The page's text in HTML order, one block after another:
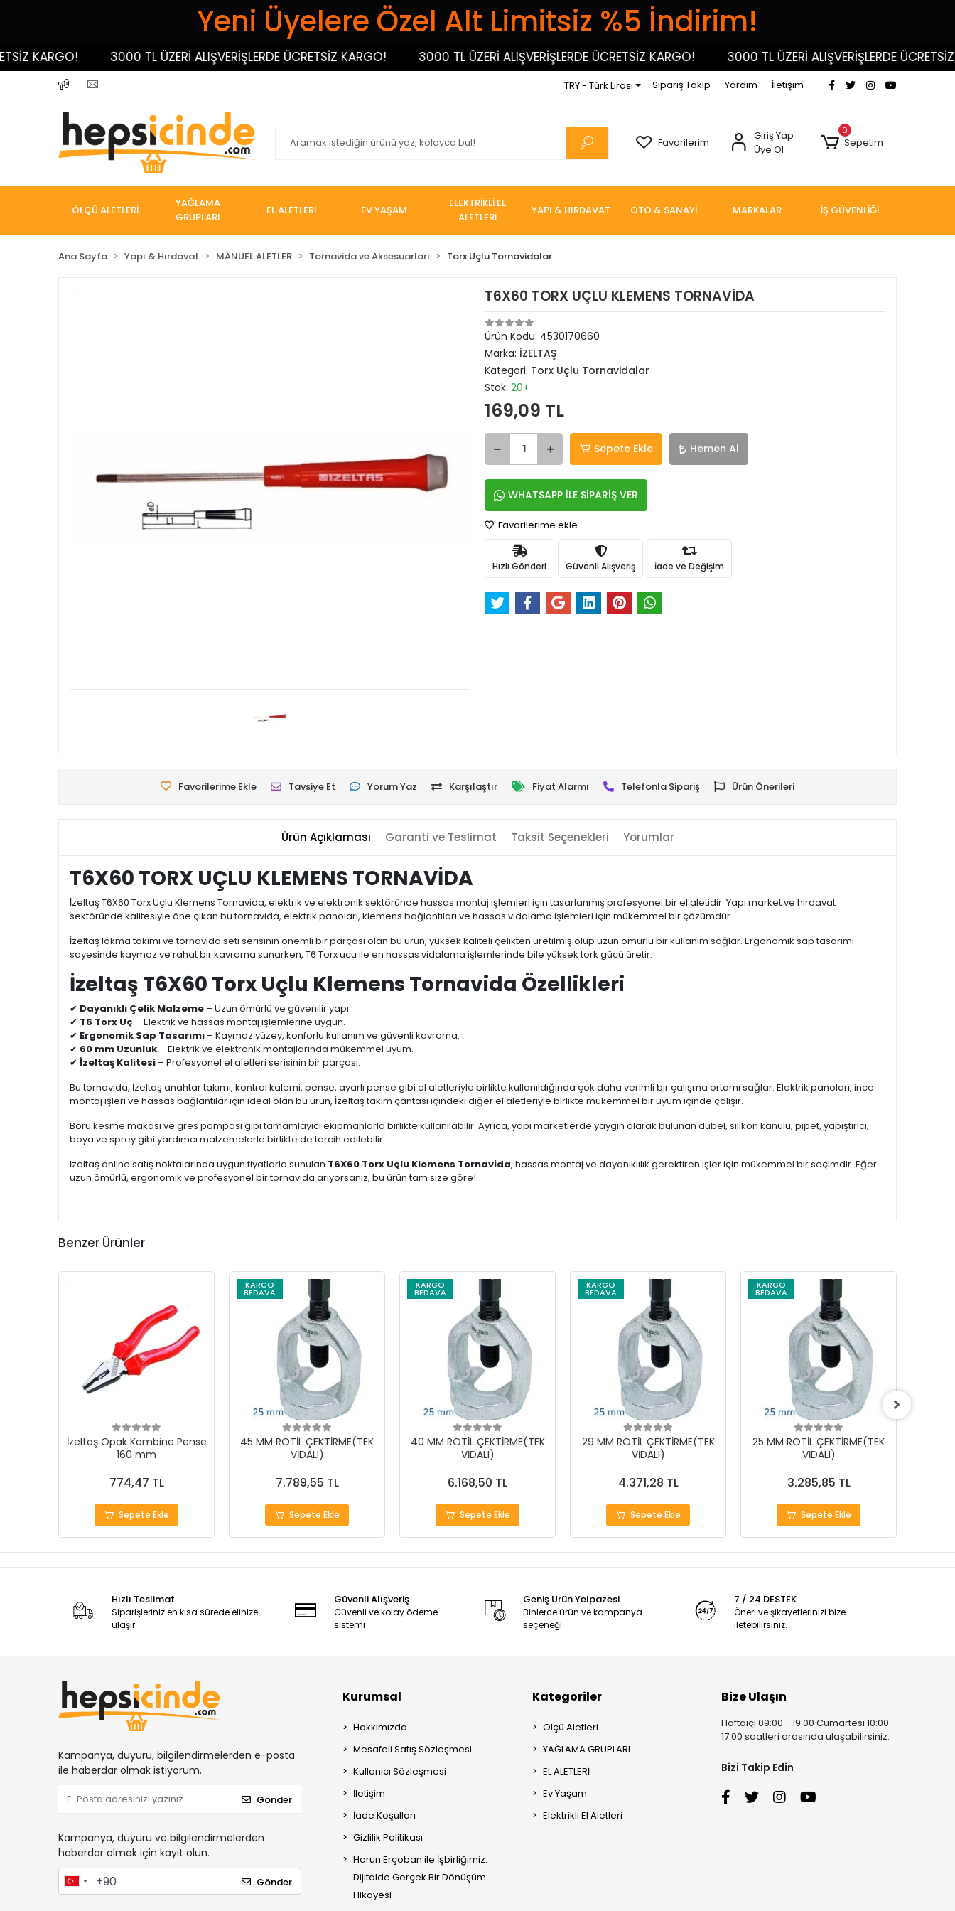
Yeni Üyelere Özel Alt Limitsiz %5 İndirim!
KARGO! 3000 TL ÜZERİ ALIŞVERİŞLERDE ÜCRETSİZ KARGO! 3000 TL ÜZERİ ALIŞVERİŞLERDE ÜCRETSİZ KARGO! 3000 TL ÜZERİ ALIŞVERİŞLERDE ÜCRETSİZ
TRY - Türk Lirası Sipariş Takip Yardım İletişim
Favorilerim
Giriş Yap
Üye Ol
0
Sepetim
ÖLÇÜ ALETLERİ
YAĞLAMA
GRUPLARI
EL ALETLERİ EV YAŞAM
ELEKTRİKLİ EL
ALETLERİ
YAPI & HIRDAVAT OTO & SANAYİ MARKALAR İŞ GÜVENLİĞİ
Ana Sayfa Yapı & Hırdavat MANUEL ALETLER Tornavida ve Aksesuarları Torx Uçlu Tornavidalar
T6X60 TORX UÇLU KLEMENS TORNAVİDA
Ürün Kodu: 4530170660
Marka: İZELTAŞ
Kategori: Torx Uçlu Tornavidalar
Stok: 20+
169,09 TL
Sepete Ekle Hemen Al
WHATSAPP İLE SİPARİŞ VER
Favorilerime ekle
Hızlı Gönderi Güvenli Alışveriş İade ve Değişim
Favorilerime Ekle Tavsiye Et Yorum Yaz Karşılaştır Fiyat Alarmı Telefonla Sipariş Ürün Önerileri
Ürün Açıklaması Garanti ve Teslimat Taksit Seçenekleri Yorumlar
T6X60 TORX UÇLU KLEMENS TORNAVİDA
İzeltaş T6X60 Torx Uçlu Klemens Tornavida, elektrik ve elektronik sektöründe hassas montaj işlemleri için tasarlanmış profesyonel bir el aletidir. Yapı market ve hırdavat
sektöründe kalitesiyle öne çıkan bu tornavida, elektrik panoları, klemens bağlantıları ve hassas vidalama işlemleri için mükemmel bir çözümdür.
İzeltaş lokma takımı ve tornavida seti serisinin önemli bir parçası olan bu ürün, yüksek kaliteli çelikten üretilmiş olup uzun ömürlü bir kullanım sağlar. Ergonomik sap tasarımı
sayesinde kaymaz ve rahat bir kavrama sunarken, T6 Torx ucu ile en hassas vidalama işlemlerinde bile yüksek tork gücü üretir.
İzeltaş T6X60 Torx Uçlu Klemens Tornavida Özellikleri
✔ Dayanıklı Çelik Malzeme – Uzun ömürlü ve güvenilir yapı.
✔ T6 Torx Uç – Elektrik ve hassas montaj işlemlerine uygun.
✔ Ergonomik Sap Tasarımı – Kaymaz yüzey, konforlu kullanım ve güvenli kavrama.
✔ 60 mm Uzunluk – Elektrik ve elektronik montajlarında mükemmel uyum.
✔ İzeltaş Kalitesi – Profesyonel el aletleri serisinin bir parçası.
Bu tornavida, İzeltaş anahtar takımı, kontrol kalemi, pense, ayarlı pense gibi el aletleriyle birlikte kullanıldığında çok daha verimli bir çalışma ortamı sağlar. Elektrik panoları, ince
montaj işleri ve hassas bağlantılar için ideal olan bu ürün, İzeltaş takım çantası içindeki diğer el aletleriyle birlikte mükemmel bir uyum içinde çalışır.
Boru kesme makası ve gres pompası gibi tamamlayıcı ekipmanlarla birlikte kullanılabilir. Ayrıca, yapı marketlerde yaygın olarak bulunan dübel, silikon kanülü, pipet, yapıştırıcı,
boya ve sprey gibi yardımcı malzemelerle birlikte de tercih edilebilir.
İzeltaş online satış noktalarında uygun fiyatlarla sunulan T6X60 Torx Uçlu Klemens Tornavida, hassas montaj ve dayanıklılık gerektiren işler için mükemmel bir seçimdir. Eğer
uzun ömürlü, ergonomik ve profesyonel bir tornavida arıyorsanız, bu ürün tam size göre!
Benzer Ürünler
İzeltaş Opak Kombine Pense
160 mm
774,47 TL
Sepete Ekle
KARGO
BEDAVA
45 MM ROTİL ÇEKTİRME(TEK
VİDALI)
7.789,55 TL
Sepete Ekle
KARGO
BEDAVA
40 MM ROTİL ÇEKTİRME(TEK
VİDALI)
6.168,50 TL
Sepete Ekle
KARGO
BEDAVA
29 MM ROTİL ÇEKTİRME(TEK
VİDALI)
4.371,28 TL
Sepete Ekle
KARGO
BEDAVA
25 MM ROTİL ÇEKTİRME(TEK
VİDALI)
3.285,85 TL
Sepete Ekle
Hızlı Teslimat
Siparişleriniz en kısa sürede elinize
ulaşır.
Güvenli Alışveriş
Güvenli ve kolay ödeme
sistemi
Geniş Ürün Yelpazesi
Binlerce ürün ve kampanya
seçeneği
7 / 24 DESTEK
Öneri ve şikayetlerinizi bize
iletebilirsiniz.
Kampanya, duyuru, bilgilendirmelerden e-posta
ile haberdar olmak istiyorum.
Gönder
Kampanya, duyuru ve bilgilendirmelerden
haberdar olmak için kayıt olun.
Gönder
Kurumsal
Hakkımızda
Mesafeli Satış Sözleşmesi
Kullanıcı Sözleşmesi
İletişim
İade Koşulları
Gizlilik Politikası
Harun Erçoban ile İşbirliğimiz:
Dijitalde Gerçek Bir Dönüşüm
Hikayesi
Kategoriler
Ölçü Aletleri
YAĞLAMA GRUPLARI
EL ALETLERİ
Ev Yaşam
Elektrikli El Aletleri
Bize Ulaşın
Haftaiçi 09:00 - 19:00 Cumartesi 10:00 -
17:00 saatleri arasında ulaşabilirsiniz.
Bizi Takip Edin